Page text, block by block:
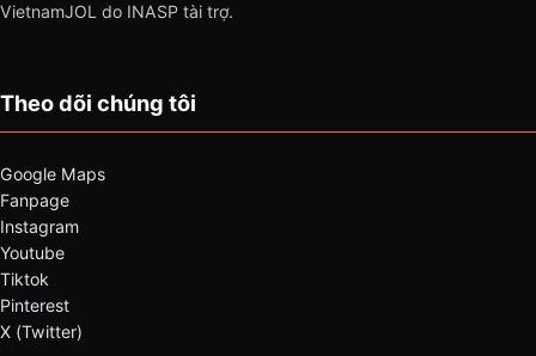
VietnamJOL do INASP tài trợ.
Theo dõi chúng tôi
Google Maps
Fanpage
Instagram
Youtube
Tiktok
Pinterest
X (Twitter)